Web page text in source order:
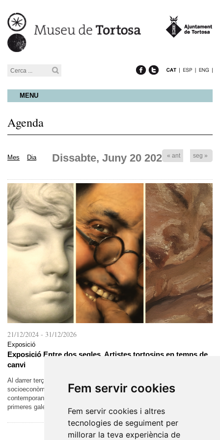
Fem servir cookies
Fem servir cookies i altres
tecnologies de seguiment per
millorar la teva experiència de
MENU
Agenda
Mes Dia « ant
Dissabte, Juny 20 2026 seg »
21/12/2024 - 31/12/2026
Exposició
Exposició Entre dos segles. Artistes tortosins en temps de
canvi
Al darrer terç del segle XIX, es van donar les condicions
socioeconòmiques que van permetre la formació del món artístic
contemporani. L’augment de la demanda va permetre l’aparició de les
primeres galeries i el...